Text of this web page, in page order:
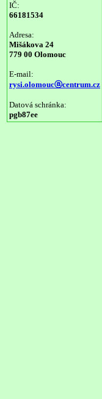
IČ:
66181534
Adresa:
Mišákova 24
779 00 Olomouc
E-mail:
rysi.olomoucⓐcentrum.cz
Datová schránka:
pgb87ee